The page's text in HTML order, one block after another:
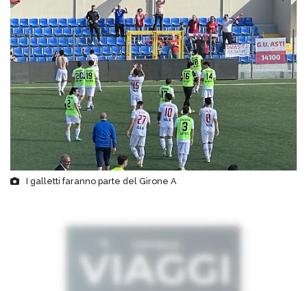
I galletti faranno parte del Girone A